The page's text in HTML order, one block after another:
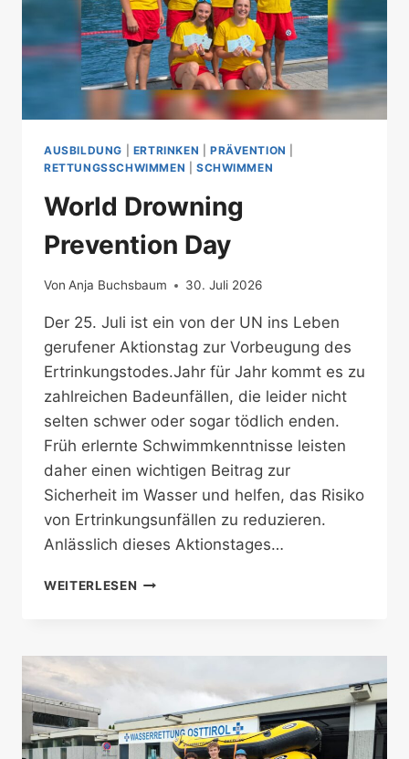
AUSBILDUNG ERTRINKEN PRÄVENTION
RETTUNGSSCHWIMMEN
SCHWIMMEN
World Drowning
Prevention Day
Von Anja Buchsbaum 30. Juli 2026
Der 25. Juli ist ein von der UN ins Leben
gerufener Aktionstag zur Vorbeugung des
Ertrinkungstodes.Jahr für Jahr kommt es zu
zahlreichen Badeunfällen, die leider nicht
selten schwer oder sogar tödlich enden.
Früh erlernte Schwimmkenntnisse leisten
daher einen wichtigen Beitrag zur
Sicherheit im Wasser und helfen, das Risiko
von Ertrinkungsunfällen zu reduzieren.
Anlässlich dieses Aktionstages…
WEITERLESEN WORLD